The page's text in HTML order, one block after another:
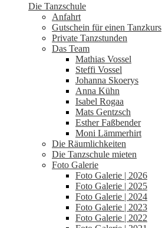
Die Tanzschule
Anfahrt
Gutschein für einen Tanzkurs
Private Tanzstunden
Das Team
Mathias Vossel
Steffi Vossel
Johanna Skoerys
Anna Kühn
Isabel Rogaa
Mats Gentzsch
Esther Faßbender
Moni Lämmerhirt
Die Räumlichkeiten
Die Tanzschule mieten
Foto Galerie
Foto Galerie | 2026
Foto Galerie | 2025
Foto Galerie | 2024
Foto Galerie | 2023
Foto Galerie | 2022